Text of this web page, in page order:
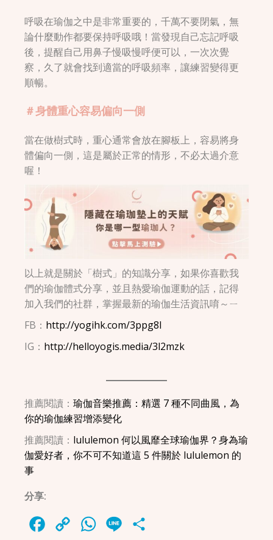
呼吸在瑜伽之中是非常重要的，千萬不要閉氣，無
論什麼動作都要保持呼吸哦！當發現自己忘記呼吸
後，提醒自己用鼻子慢吸慢呼便可以，一次次覺
察，久了就會找到適當的呼吸頻率，讓練習變得更
順暢。
＃身體重心容易偏向一側
當在做樹式時，重心通常會放在腳板上，容易將身
體偏向一側，這是屬於正常的情形，不必太過介意
喔！
以上就是關於「樹式」的知識分享，如果你喜歡我
們的瑜伽體式分享，並且熱愛瑜伽運動的話，記得
加入我們的社群，掌握最新的瑜伽生活資訊唷～ㄧ
FB： http://yogihk.com/3ppg8l
IG： http://helloyogis.media/3l2mzk
推薦閱讀：瑜伽音樂推薦：精選 7 種不同曲風，為
你的瑜伽練習增添變化
推薦閱讀： lululemon 何以風靡全球瑜伽界？身為瑜
伽愛好者，你不可不知道這 5 件關於 lululemon 的
事
分享:
Facebook
Copy
WhatsApp
Line